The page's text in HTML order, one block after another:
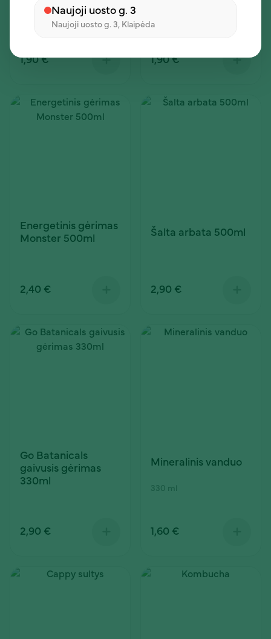
250ml
1,90 € 1,90 €
Energetinis gėrimas
Monster 500ml
2,40 €
Šalta arbata 500ml
2,90 €
Go Batanicals
gaivusis gėrimas
330ml
2,90 €
Mineralinis vanduo
330 ml
1,60 €
Naujoji uosto g. 3
Naujoji uosto g. 3, Klaipėda